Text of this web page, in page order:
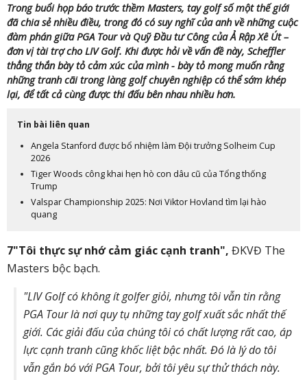
Trong buổi họp báo trước thềm Masters, tay golf số một thế giới
đã chia sẻ nhiều điều, trong đó có suy nghĩ của anh về những cuộc
đàm phán giữa PGA Tour và Quỹ Đầu tư Công của Ả Rập Xê Út –
đơn vị tài trợ cho LIV Golf. Khi được hỏi về vấn đề này, Scheffler
thẳng thắn bày tỏ cảm xúc của mình - bày tỏ mong muốn rằng
những tranh cãi trong làng golf chuyên nghiệp có thể sớm khép
lại, để tất cả cùng được thi đấu bên nhau nhiều hơn.
Tin bài liên quan
Angela Stanford được bổ nhiệm làm Đội trưởng Solheim Cup
2026
Tiger Woods công khai hẹn hò con dâu cũ của Tổng thống
Trump
Valspar Championship 2025: Nơi Viktor Hovland tìm lại hào
quang
7"Tôi thực sự nhớ cảm giác cạnh tranh", ĐKVĐ The
Masters bộc bạch.
"LIV Golf có không ít golfer giỏi, nhưng tôi vẫn tin rằng
PGA Tour là nơi quy tụ những tay golf xuất sắc nhất thế
giới. Các giải đấu của chúng tôi có chất lượng rất cao, áp
lực cạnh tranh cũng khốc liệt bậc nhất. Đó là lý do tôi
vẫn gắn bó với PGA Tour, bởi tôi yêu sự thử thách này.